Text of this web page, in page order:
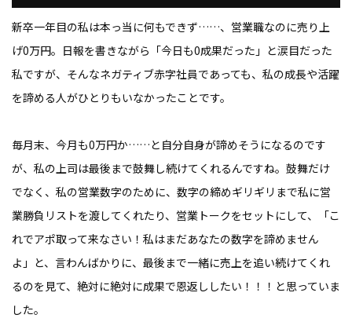
新卒一年目の私は本っ当に何もできず……、営業職なのに売り上
げ0万円。日報を書きながら「今日も0成果だった」と涙目だった
私ですが、そんなネガティブ赤字社員であっても、私の成長や活躍
を諦める人がひとりもいなかったことです。
毎月末、今月も0万円か……と自分自身が諦めそうになるのです
が、私の上司は最後まで鼓舞し続けてくれるんですね。鼓舞だけ
でなく、私の営業数字のために、数字の締めギリギリまで私に営
業勝負リストを渡してくれたり、営業トークをセットにして、「こ
れでアポ取って来なさい！私はまだあなたの数字を諦めません
よ」と、言わんばかりに、最後まで一緒に売上を追い続けてくれ
るのを見て、絶対に絶対に成果で恩返ししたい！！！と思っていま
した。